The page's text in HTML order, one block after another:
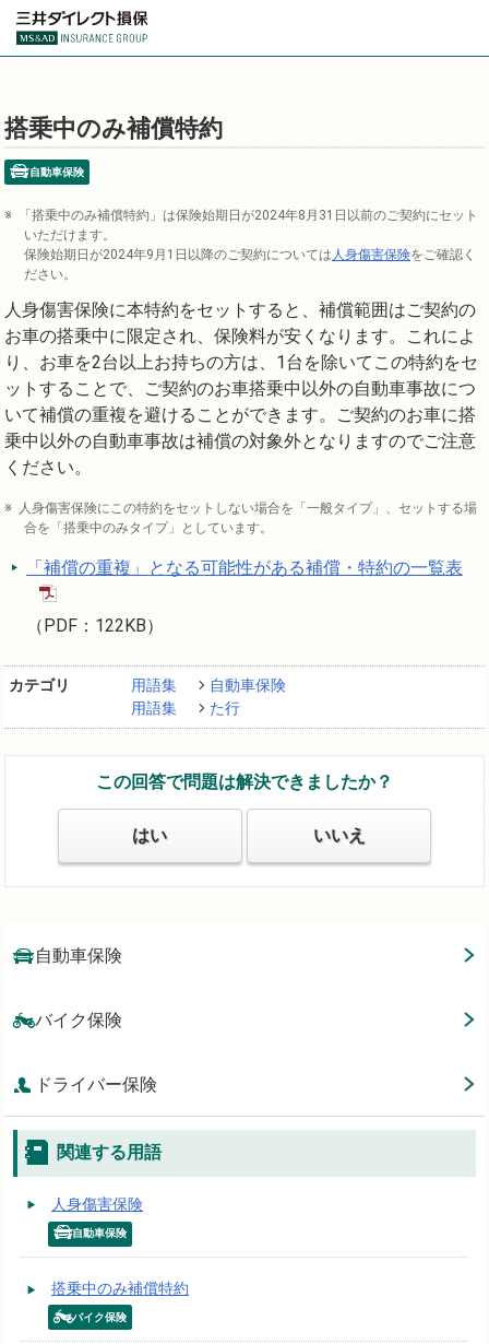
搭乗中のみ補償特約
自動車保険
「搭乗中のみ補償特約」は保険始期日が2024年8月31日以前のご契約にセット
いただけます。
保険始期日が2024年9月1日以降のご契約については 人身傷害保険をご確認く
ださい。
人身傷害保険に本特約をセットすると、補償範囲はご契約の
お車の搭乗中に限定され、保険料が安くなります。これによ
り、お車を2台以上お持ちの方は、1台を除いてこの特約をセ
ットすることで、ご契約のお車搭乗中以外の自動車事故につ
いて補償の重複を避けることができます。ご契約のお車に搭
乗中以外の自動車事故は補償の対象外となりますのでご注意
ください。
人身傷害保険にこの特約をセットしない場合を「一般タイプ」、セットする場
合を「搭乗中のみタイプ」としています。
「補償の重複」となる可能性がある補償・特約の一覧表
（PDF：122KB）
カテゴリ 用語集
自動車保険
用語集
た行
この回答で問題は解決できましたか？
はい いいえ
自動車保険
バイク保険
ドライバー保険
関連する用語
人身傷害保険
自動車保険
搭乗中のみ補償特約
バイク保険